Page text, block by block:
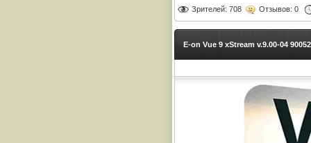
Зрителей: 708 Отзывов: 0
E-on Vue 9 xStream v.9.00-04